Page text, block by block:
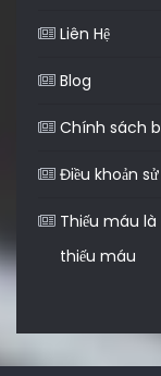
Liên Hệ
Blog
Chính sách
Điều khoản
Thiếu máu là
thiếu máu